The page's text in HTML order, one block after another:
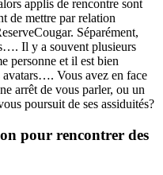
applis de rencontre sont
de mettre par relation
Séparément,
Il y a souvent plusieurs
personne et il est bien
avatars…. Vous avez en face
arrêt de vous parler, ou un
poursuit de ses assiduités?
pour rencontrer des